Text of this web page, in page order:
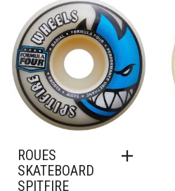
Ajouter à mes favoris
ROUES
SKATEBOARD
SPITFIRE